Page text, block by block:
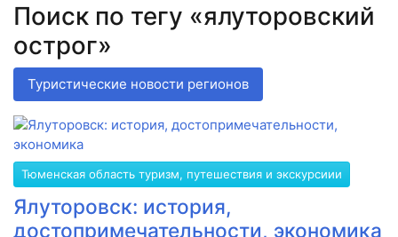
Поиск по тегу «ялуторовский
острог»
Туристические новости регионов
Тюменская область туризм, путешествия и экскурсиии
Ялуторовск: история,
достопримечательности, экономика